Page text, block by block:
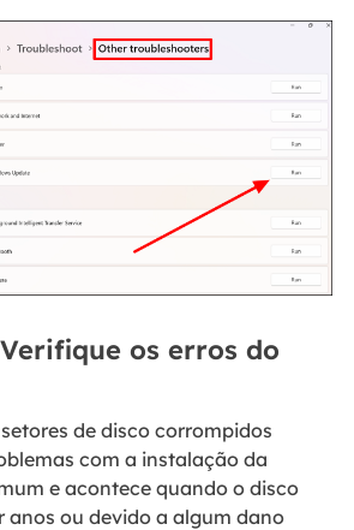
os erros do
de disco corrompidos
com a instalação da
e acontece quando o disco
anos ou devido a algum dano